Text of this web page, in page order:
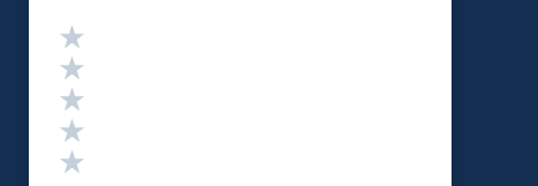
Valutazione